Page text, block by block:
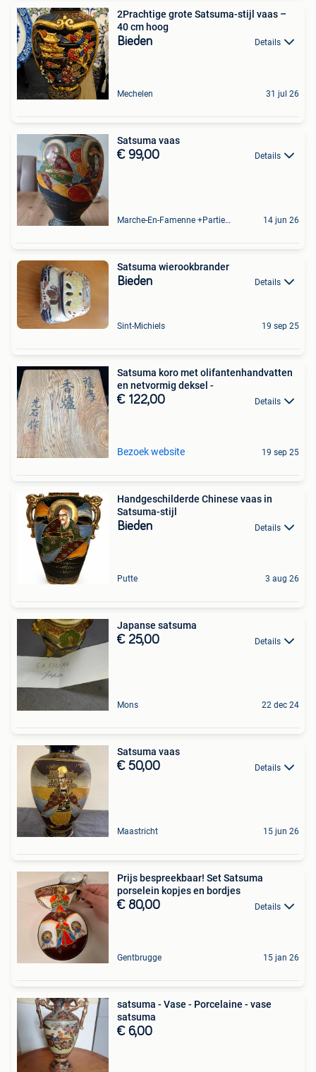
2Prachtige grote Satsuma-stijl vaas –
40 cm hoog
Bieden Details
Mechelen 31 jul 26
Satsuma vaas
€ 99,00 Details
Marche-En-Famenne +Partie De Baillonville Et Noiseux 14 jun 26
Satsuma wierookbrander
Bieden Details
Sint-Michiels 19 sep 25
Satsuma koro met olifantenhandvatten
en netvormig deksel -
€ 122,00 Details
Bezoek website 19 sep 25
Handgeschilderde Chinese vaas in
Satsuma-stijl
Bieden Details
Putte 3 aug 26
Japanse satsuma
€ 25,00 Details
Mons 22 dec 24
Satsuma vaas
€ 50,00 Details
Maastricht 15 jun 26
Prijs bespreekbaar! Set Satsuma
porselein kopjes en bordjes
€ 80,00 Details
Gentbrugge 15 jan 26
satsuma - Vase - Porcelaine - vase
satsuma
€ 6,00